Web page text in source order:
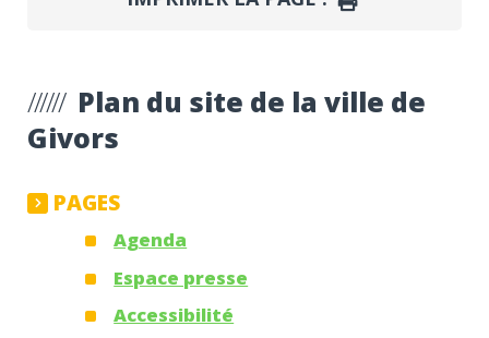
Plan du site de la ville de
Givors
PAGES
Agenda
Espace presse
Accessibilité